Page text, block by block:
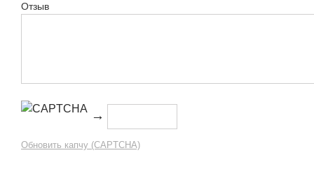
Отзыв
→
Обновить капчу (CAPTCHA)